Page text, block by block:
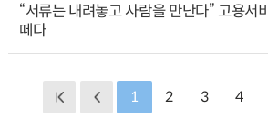
“서류는 내려놓고 사람을 만난다” 고용서
떼다
1 2 3 4